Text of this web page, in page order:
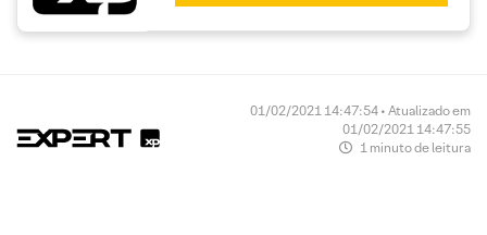
01/02/2021 14:47:54 • Atualizado em
01/02/2021 14:47:55
1 minuto de leitura